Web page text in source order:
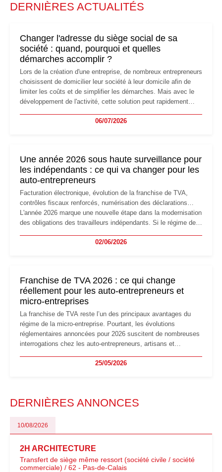
DERNIÈRES ACTUALITÉS
Changer l'adresse du siège social de sa
société : quand, pourquoi et quelles
démarches accomplir ?
Lors de la création d'une entreprise, de nombreux entrepreneurs
choisissent de domicilier leur société à leur domicile afin de
limiter les coûts et de simplifier les démarches. Mais avec le
développement de l'activité, cette solution peut rapidement
professionnels, recrutement, image de marque… Le
06/07/2026
Une année 2026 sous haute surveillance pour
les indépendants : ce qui va changer pour les
auto-entrepreneurs
Facturation électronique, évolution de la franchise de TVA,
contrôles fiscaux renforcés, numérisation des déclarations…
L'année 2026 marque une nouvelle étape dans la modernisation
des obligations des travailleurs indépendants. Si le régime de
les auto-entrepreneurs devront s'adapter à un environnement
02/06/2026
Franchise de TVA 2026 : ce qui change
réellement pour les auto-entrepreneurs et
micro-entreprises
La franchise de TVA reste l’un des principaux avantages du
régime de la micro-entreprise. Pourtant, les évolutions
réglementaires annoncées pour 2026 suscitent de nombreuses
interrogations chez les auto-entrepreneurs, artisans et
facturation ou risque de bascule vers la TVA : les règles
25/05/2026
DERNIÈRES ANNONCES
10/08/2026
2H ARCHITECTURE
Transfert de siège même ressort (société civile / société
commerciale) / 62 - Pas-de-Calais